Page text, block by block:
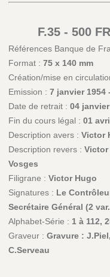
F.35 - 500
Références Banque de
Format : 75 x 140 mm
Création/mise en
Emission : 7 janvier 1954
Date de retrait : 04
Fin du cours légal : 01
Description avers : Victor
Description revers : Victor
Vosges
Filigrane : Victor Hugo
Signatures : Le
Secrétaire Général (2
Alphabet-Série : 1 à 112,
Graveur : Gravure :
C.Serveau